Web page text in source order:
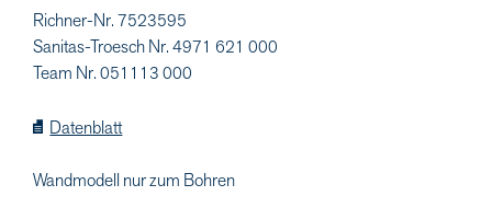
Richner-Nr. 7523595
Sanitas-Troesch Nr. 4971 621 000
Team Nr. 051113 000
Datenblatt
Wandmodell nur zum Bohren